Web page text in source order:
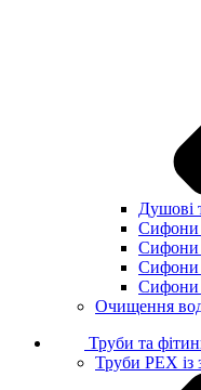
Душові
Сифони
Сифони
Сифони
Сифони
Очищення
Труби та
Труби PEX із